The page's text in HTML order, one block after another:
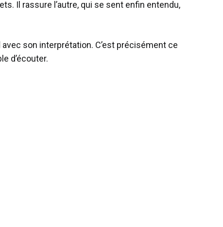
Il rassure l’autre, qui se sent enfin entendu,
son interprétation. C’est précisément ce
d’écouter.